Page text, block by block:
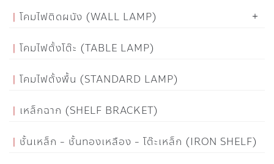
โคมไฟติดผนัง (WALL LAMP)
โคมไฟตั้งโต๊ะ (TABLE LAMP)
โคมไฟตั้งพื้น (STANDARD LAMP)
เหล็กฉาก (SHELF BRACKET)
ชั้นเหล็ก - ชั้นทองเหลือง - โต๊ะเหล็ก (IRON SHELF)